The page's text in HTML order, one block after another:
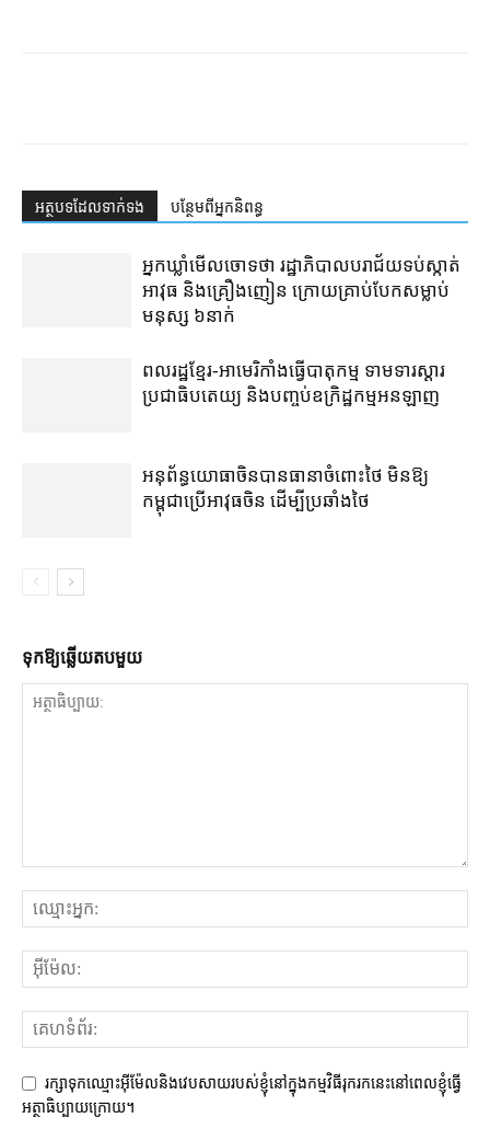
អត្ថបទ​ដែល​ទាក់ទង បន្ថែម​ពី​អ្នកនិពន្ធ
អ្នកឃ្លាំមើលចោទថា រដ្ឋាភិបាលបរាជ័យទប់ស្កាត់
អាវុធ និងគ្រឿងញៀន ក្រោយគ្រាប់បែកសម្លាប់
មនុស្ស ៦នាក់
ពលរដ្ឋខ្មែរ-អាមេរិកាំងធ្វើបាតុកម្ម ទាមទារស្ដារ
ប្រជាធិបតេយ្យ និងបញ្ចប់ឧក្រិដ្ឋកម្មអនឡាញ
អនុព័ន្ធយោធាចិនបានធានាចំពោះថៃ មិនឱ្យ
កម្ពុជាប្រើអាវុធចិន ដើម្បីប្រឆាំងថៃ
ទុក​ឱ្យ​ឆ្លើយ​តប​មួយ
រក្សាទុកឈ្មោះអ៊ីម៉ែលនិងវេបសាយរបស់ខ្ញុំនៅក្នុងកម្មវិធីរុករកនេះនៅពេលខ្ញុំធ្វើ
អត្ថាធិប្បាយក្រោយ។